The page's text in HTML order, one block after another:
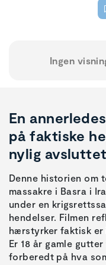
Ingen
En
på faktiske
nylig
Denne historien om
massakre i Basra i
under en
hendelser. Filmen
hærstyrker faktisk
Er 18 år gamle
forberedt på hva